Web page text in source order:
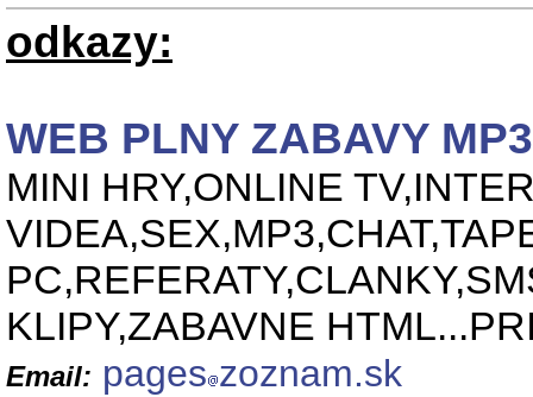
odkazy:
WEB PLNY ZABAVY
MINI HRY,ONLINE
KLIPY,ZABAVNE
Email: pages zoznam.sk